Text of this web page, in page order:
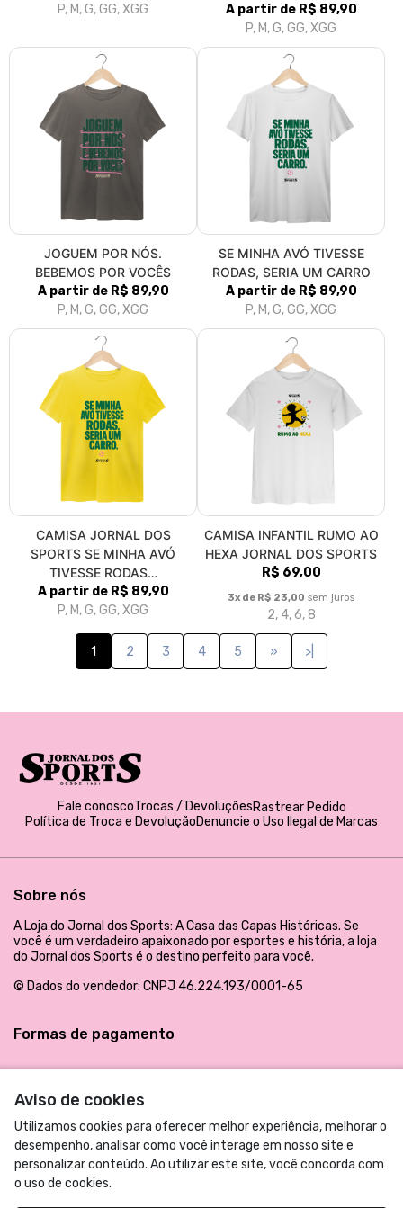
P, M, G, GG, XGG
A partir de R$ 89,90
P, M, G, GG, XGG
JOGUEM POR NÓS.
BEBEMOS POR VOCÊS
A partir de R$ 89,90
P, M, G, GG, XGG
SE MINHA AVÓ TIVESSE
RODAS, SERIA UM CARRO
A partir de R$ 89,90
P, M, G, GG, XGG
CAMISA JORNAL DOS
SPORTS SE MINHA AVÓ
TIVESSE RODAS…
A partir de R$ 89,90
P, M, G, GG, XGG
CAMISA INFANTIL RUMO AO
HEXA JORNAL DOS SPORTS
R$ 69,00
3x de R$ 23,00 sem juros
2, 4, 6, 8
1 2 3 4 5 » >|
Aviso de cookies
Utilizamos cookies para oferecer melhor experiência, melhorar o
desempenho, analisar como você interage em nosso site e
personalizar conteúdo. Ao utilizar este site, você concorda com
o uso de cookies.
Fale conoscoTrocas / DevoluçõesRastrear Pedido
Política de Troca e DevoluçãoDenuncie o Uso Ilegal de Marcas
Sobre nós
A Loja do Jornal dos Sports: A Casa das Capas Históricas. Se
você é um verdadeiro apaixonado por esportes e história, a loja
do Jornal dos Sports é o destino perfeito para você.
© Dados do vendedor: CNPJ 46.224.193/0001-65
Formas de pagamento